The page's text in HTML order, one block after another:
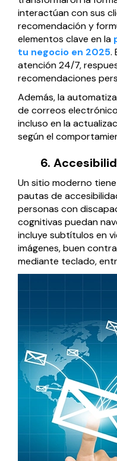
interactúan con sus
recomendación y
elementos clave en la
tu negocio en 2025.
atención 24/7,
recomendaciones
Además, la
de correos
incluso en la
según el
6.
Un sitio moderno
pautas de
personas con
cognitivas puedan
incluye subtítulos en
imágenes, buen
mediante teclado,